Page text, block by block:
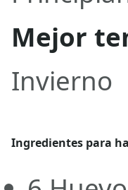
Mejor
Invierno
Ingredientes para